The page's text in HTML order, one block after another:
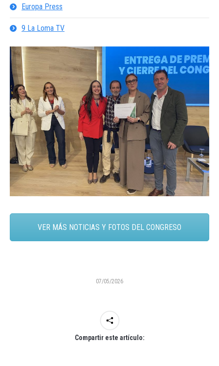
Europa Press
9 La Loma TV
VER MÁS NOTICIAS Y FOTOS DEL CONGRESO
07/05/2026
Compartir este artículo: